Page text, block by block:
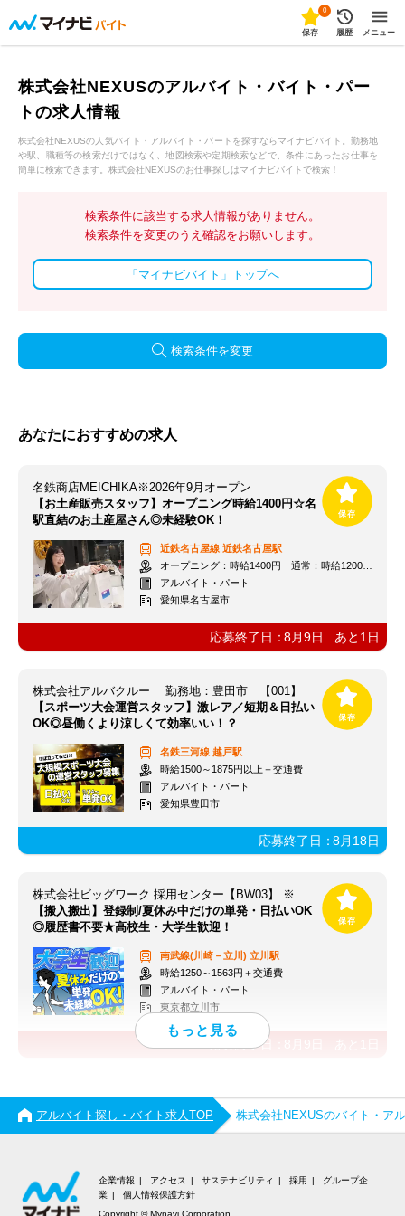
0
保存 履歴 メニュー
株式会社NEXUSのアルバイト・バイト・パー
トの求人情報
株式会社NEXUSの人気バイト・アルバイト・パートを探すならマイナビバイト。勤務地
や駅、職種等の検索だけではなく、地図検索や定期検索などで、条件にあったお仕事を
簡単に検索できます。株式会社NEXUSのお仕事探しはマイナビバイトで検索！
検索条件に該当する求人情報がありません。
検索条件を変更のうえ確認をお願いします。
「マイナビバイト」トップへ
検索条件を変更
あなたにおすすめの求人
名鉄商店MEICHIKA※2026年9月オープン
【お土産販売スタッフ】オープニング時給1400円☆名
駅直結のお土産屋さん◎未経験OK！
近鉄名古屋線 近鉄名古屋駅
オープニング：時給1400円 通常：時給1200円～＋交通費全額支給
アルバイト・パート
愛知県名古屋市
応募終了日：8月9日 あと 1 日
株式会社アルバクルー 勤務地：豊田市 【001】
【スポーツ大会運営スタッフ】激レア／短期＆日払い
OK◎昼働くより涼しくて効率いい！？
名鉄三河線 越戸駅
時給1500～1875円以上＋交通費
アルバイト・パート
愛知県豊田市
応募終了日：8月18日
株式会社ビッグワーク 採用センター【BW03】 ※立川エリア
【搬入搬出】登録制/夏休み中だけの単発・日払いOK
◎履歴書不要★高校生・大学生歓迎！
南武線(川崎－立川) 立川駅
時給1250～1563円＋交通費
アルバイト・パート
東京都立川市
応募終了日：
アルバイト探し・バイト求人TOP 株式会社NEXUSのバイト・ア
企業情報 アクセス サステナビリティ 採用
グループ企
業
個人情報保護方針
Copyright © Mynavi Corporation